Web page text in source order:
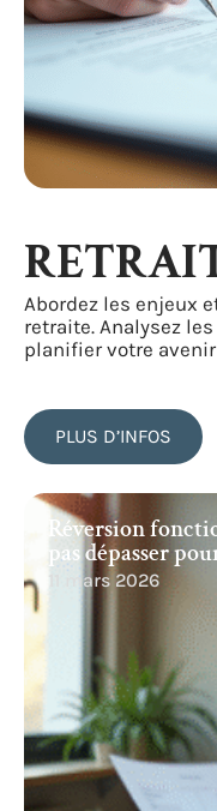
Réversion
pas dépasser
11 mars 2026
Abordez les enjeux
retraite. Analysez
planifier votre
PLUS D’INFOS